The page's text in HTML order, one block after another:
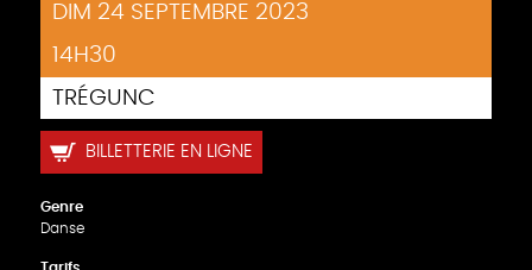
DIM 24 SEPTEMBRE 2023
14H30
TRÉGUNC
BILLETTERIE EN LIGNE
Genre
Danse